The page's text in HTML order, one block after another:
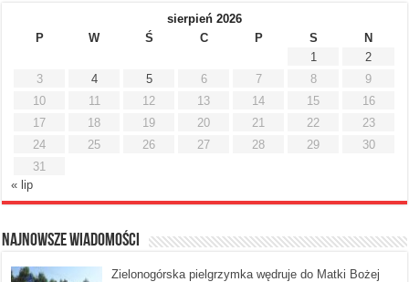
sierpień 2026
P
W Ś C P S
N
1
2
3
4 5 6 7 8
9
10
11 12 13 14 15
16
17
18 19 20 21 22
23
24
25 26 27 28 29
30
31
« lip
Najnowsze Wiadomości
Zielonogórska pielgrzymka wędruje do Matki Bożej